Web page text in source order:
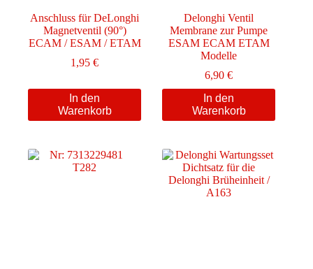
Anschluss für DeLonghi
Magnetventil (90°)
ECAM / ESAM / ETAM
1,95€
In den
Warenkorb
Delonghi Ventil
Membrane zur Pumpe
ESAM ECAM ETAM
Modelle
6,90€
In den
Warenkorb